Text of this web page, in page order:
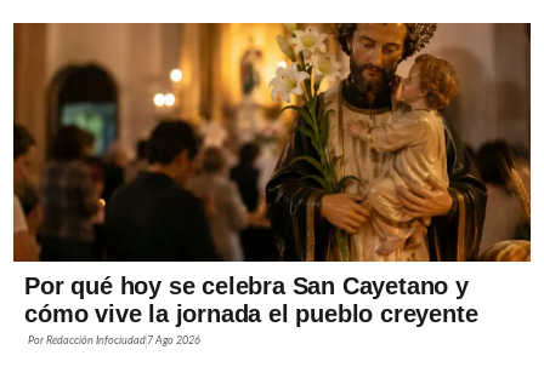
Por qué hoy se celebra San Cayetano y
cómo vive la jornada el pueblo creyente
PorRedacción Infociudad 7 Ago 2026